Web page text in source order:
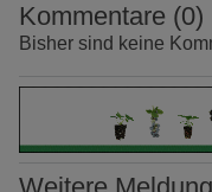
Kommentare (0)
Bisher sind keine